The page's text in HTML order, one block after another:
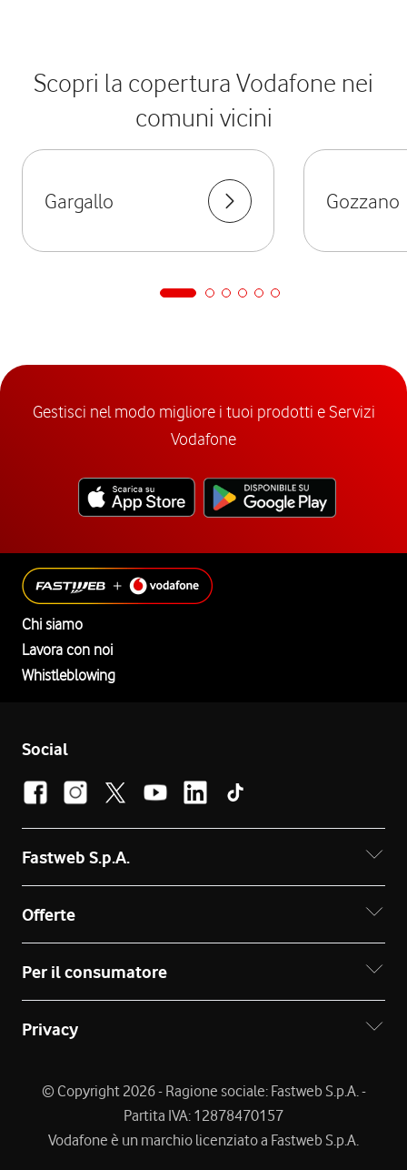
Scopri la copertura Vodafone nei
comuni vicini
Gargallo Gozzano
Gestisci nel modo migliore i tuoi prodotti e Servizi
Vodafone
Chi siamo
Lavora con noi
Whistleblowing
Social
Fastweb S.p.A.
Offerte
Per il consumatore
Privacy
© Copyright 2026 - Ragione sociale: Fastweb S.p.A. -
Partita IVA: 12878470157
Vodafone è un marchio licenziato a Fastweb S.p.A.